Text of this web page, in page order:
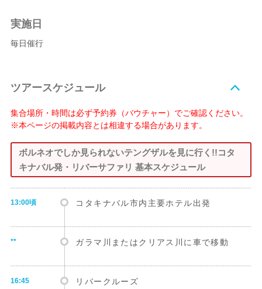
実施日
毎日催行
ツアースケジュール
集合場所・時間は必ず予約券（バウチャー）でご確認ください。
※本ページの掲載内容とは相違する場合があります。
ボルネオでしか見られないテングザルを見に行く!!コタ
キナバル発・リバーサファリ 基本スケジュール
13:00頃 コタキナバル市内主要ホテル出発
** ガラマ川またはクリアス川に車で移動
16:45 リバークルーズ